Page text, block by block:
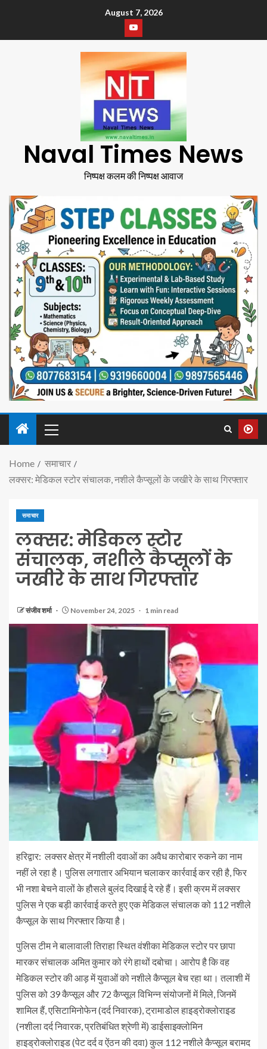
August 7, 2026
Naval Times News
निष्पक्ष कलम की निष्पक्ष आवाज
Home
समाचार
लक्सर: मेडिकल स्टोर संचालक, नशीले कैप्सूलों के जखीरे के साथ गिरफ्तार
समाचार
लक्सर: मेडिकल स्टोर
संचालक, नशीले कैप्सूलों के
जखीरे के साथ गिरफ्तार
संजीव शर्मा November 24, 2025 1 min read
हरिद्वार: लक्सर क्षेत्र में नशीली दवाओं का अवैध कारोबार रुकने का नाम
नहीं ले रहा है। पुलिस लगातार अभियान चलाकर कार्रवाई कर रही है, फिर
भी नशा बेचने वालों के हौसले बुलंद दिखाई दे रहे हैं। इसी क्रम में लक्सर
पुलिस ने एक बड़ी कार्रवाई करते हुए एक मेडिकल संचालक को 112 नशीले
कैप्सूल के साथ गिरफ्तार किया है।
पुलिस टीम ने बालावाली तिराहा स्थित वंशीका मेडिकल स्टोर पर छापा
मारकर संचालक अमित कुमार को रंगे हाथों दबोचा। आरोप है कि वह
मेडिकल स्टोर की आड़ में युवाओं को नशीले कैप्सूल बेच रहा था। तलाशी में
पुलिस को 39 कैप्सूल और 72 कैप्सूल विभिन्न संयोजनों में मिले, जिनमें
शामिल हैं, एसिटामिनोफेन (दर्द निवारक), ट्रामाडोल हाइड्रोक्लोराइड
(नशीला दर्द निवारक, प्रतिबंधित श्रेणी में) डाईसाइक्लोमिन
हाइड्रोक्लोराइड (पेट दर्द व ऐंठन की दवा) कुल 112 नशीले कैप्सूल बरामद